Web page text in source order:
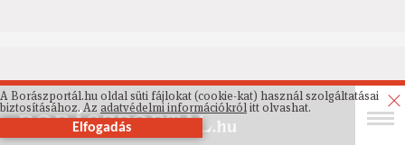
A Borászportál.hu oldal süti fájlokat (cookie-kat) használ szolgáltatásai
biztosításához. Az adatvédelmi információkrólitt olvashat.
Elfogadás